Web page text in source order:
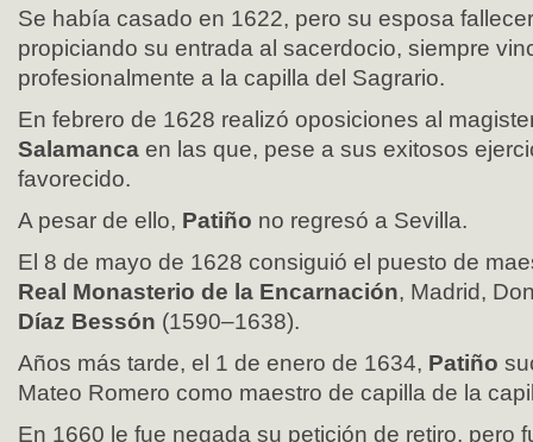
Se había casado en 1622, pero su esposa
propiciando su entrada al sacerdocio, siempre
profesionalmente a la capilla del Sagrario.
En febrero de 1628 realizó oposiciones al
Salamanca en las que, pese a sus exitosos
favorecido.
A pesar de ello, Patiño no regresó a Sevilla.
El 8 de mayo de 1628 consiguió el puesto de
Real Monasterio de la Encarnación, Madrid,
Díaz Bessón (1590–1638).
Años más tarde, el 1 de enero de 1634, Patiño
Mateo Romero como maestro de capilla de la
En 1660 le fue negada su petición de retiro, pero